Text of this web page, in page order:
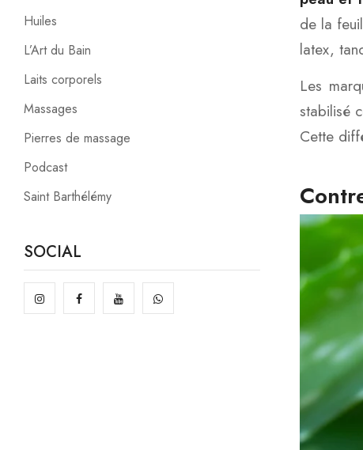
Huiles
L’Art du Bain
Laits corporels
Massages
Pierres de massage
Podcast
Saint Barthélémy
SOCIAL
de la
latex,
Les
stabilisé
Cette